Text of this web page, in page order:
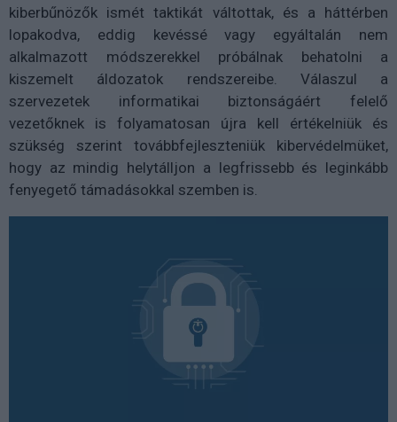
kiberbűnözők ismét taktikát váltottak, és a háttérben
lopakodva, eddig kevéssé vagy egyáltalán nem
alkalmazott módszerekkel próbálnak behatolni a
kiszemelt áldozatok rendszereibe. Válaszul a
szervezetek informatikai biztonságáért felelő
vezetőknek is folyamatosan újra kell értékelniük és
szükség szerint továbbfejleszteniük kibervédelmüket,
hogy az mindig helytálljon a legfrissebb és leginkább
fenyegető támadásokkal szemben is.